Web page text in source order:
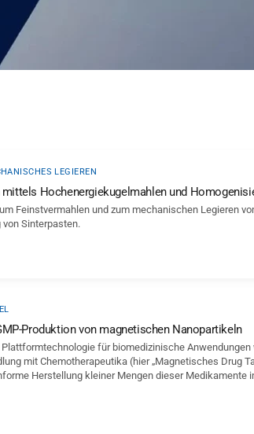
LEGIEREN
Hochenergiekugelmahlen und
Feinstvermahlen und zum mechanischen Legieren
von Sinterpasten.
Produktion von magnetischen Nanopartikeln
für biomedizinische
mit Chemotherapeutika (hier „Magnetisches Drug
Herstellung kleiner Mengen dieser Medikamente